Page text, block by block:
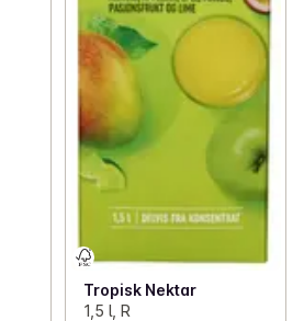
Tropisk Nektar
1,5 l, R